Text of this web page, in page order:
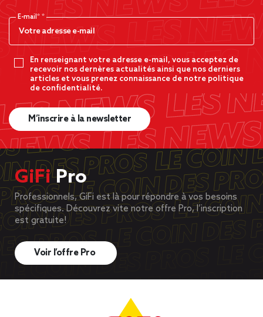
E-mail*
En renseignant votre adresse e-mail, vous acceptez de
recevoir nos dernères actualités ainsi que nos derniers
articles et vous prenez connaissance de notre politique
de confidentialité.
M’inscrire à la newsletter
GiFiPro
Professionnels, GiFi est là pour répondre à vos besoins
spécifiques. Découvrez vite notre offre Pro, l’inscription
est gratuite!
Voir l’offre Pro